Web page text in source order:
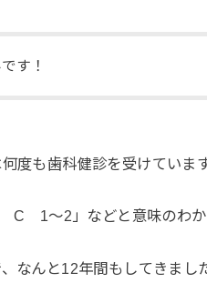
す！
度も歯科健診を受けていま
1～2」などと意味のわか
なんと12年間もしてきまし